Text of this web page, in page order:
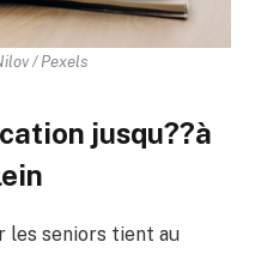
/ Pexels
jusqu??à
les seniors tient au